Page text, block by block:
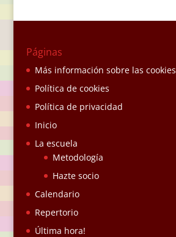
Páginas
Más información sobre las cookies
Política de cookies
Política de privacidad
Inicio
La escuela
Metodología
Hazte socio
Calendario
Repertorio
Última hora!